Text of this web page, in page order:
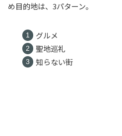
め目的地は、3パターン。
グルメ
聖地巡礼
知らない街